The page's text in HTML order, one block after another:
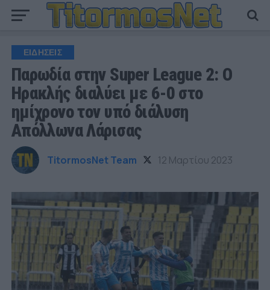
ΕΙΔΗΣΕΙΣ
Παρωδία στην Super League 2: Ο
Ηρακλής διαλύει με 6-0 στο
ημίχρονο τον υπό διάλυση
Απόλλωνα Λάρισας
TitormosNet Team 12 Μαρτίου 2023